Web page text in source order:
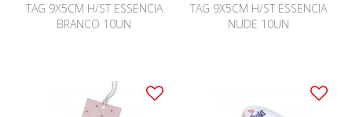
TAG 9X5CM H/ST ESSENCIA
BRANCO 10UN
TAG 9X5CM H/ST ESSENCIA
NUDE 10UN